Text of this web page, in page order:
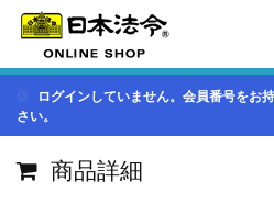
ログインしていません。会員番号をお
さい。
商品詳細